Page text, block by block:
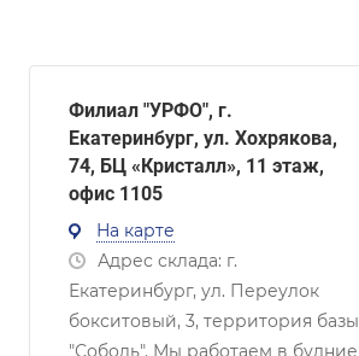
Филиал "УРФО", г.
Екатеринбург, ул. Хохрякова,
74, БЦ «Кристалл», 11 этаж,
офис 1105
На карте
Адрес склада: г.
Екатеринбург, ул. Переулок
бокситовый, 3, территория базы
"Соболь". Мы работаем в будние